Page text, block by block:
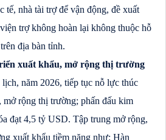
tế, nhà tài trợ để vận động, đề xuất
trợ không hoàn lại không thuộc hỗ
địa bàn tỉnh.
xuất khẩu, mở rộng thị trường
năm 2026, tiếp tục nỗ lực thúc
mở rộng thị trường; phấn đấu kim
đạt 4,5 tỷ USD. Tập trung mở rộng,
xuất khẩu tiềm năng như: Hàn